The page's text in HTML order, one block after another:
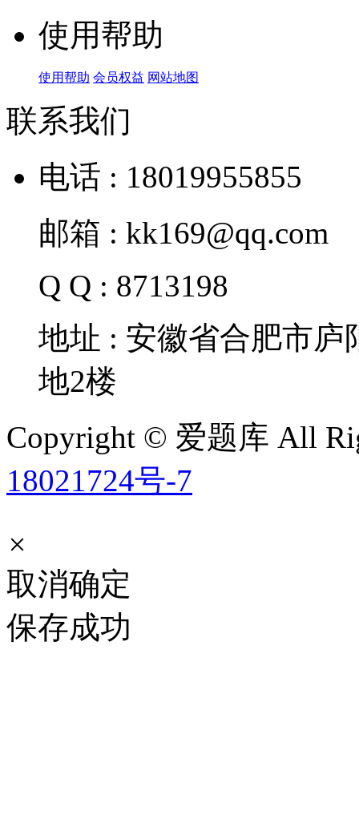
使用帮助
使用帮助 会员权益 网站地图
联系我们
电话 : 18019955855
邮箱 : kk169@qq.com
Q Q : 8713198
地址 : 安徽省合肥市
地2楼
Copyright © 爱题库 All
18021724号-7
×
取消确定
保存成功